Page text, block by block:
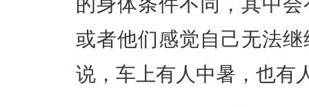
或者他们感觉自己无法
说，车上有人中暑，也有